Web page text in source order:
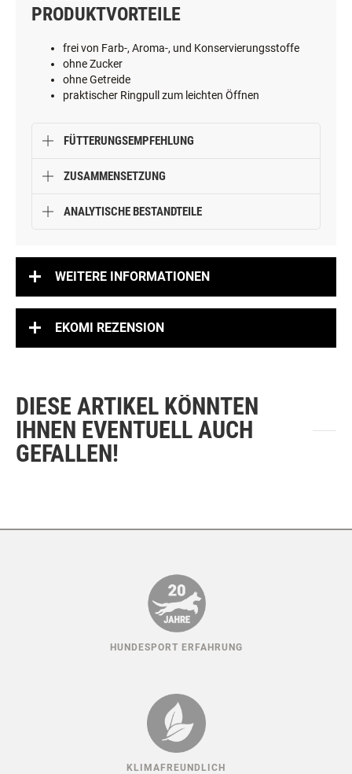
PRODUKTVORTEILE
frei von Farb-, Aroma-, und Konservierungsstoffe
ohne Zucker
ohne Getreide
praktischer Ringpull zum leichten Öffnen
FÜTTERUNGSEMPFEHLUNG
ZUSAMMENSETZUNG
ANALYTISCHE BESTANDTEILE
WEITERE INFORMATIONEN
EKOMI REZENSION
DIESE ARTIKEL KÖNNTEN
IHNEN EVENTUELL AUCH
GEFALLEN!